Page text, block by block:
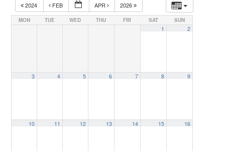
2024 FEB APR 2026
MON TUE WED THU FRI SAT SUN
1 2
3 4 5 6 7 8 9
10 11 12 13 14 15 16